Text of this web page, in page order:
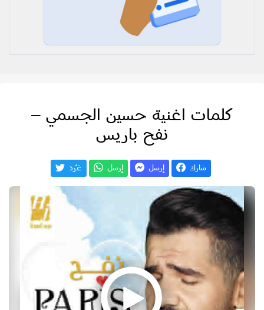
كلمات اغنية حسين الجسمي –
نفح باريس
شارك إرسل إرسل غـّرد